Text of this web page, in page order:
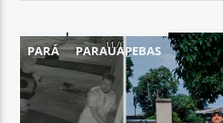
PARÁ PARAUAPEBAS